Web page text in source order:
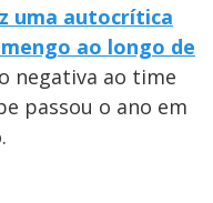
uma autocrítica
ao longo de
negativa ao time
passou o ano em